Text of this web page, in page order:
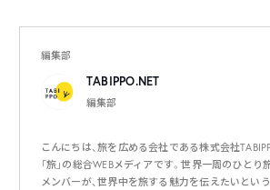
編集部
TABIPPO.NET
編集部
こんにちは、旅を広める会社である株式会社
「旅」の総合WEBメディアです。世界一周のひと
メンバーが、世界中を旅する魅力を伝えたいとい